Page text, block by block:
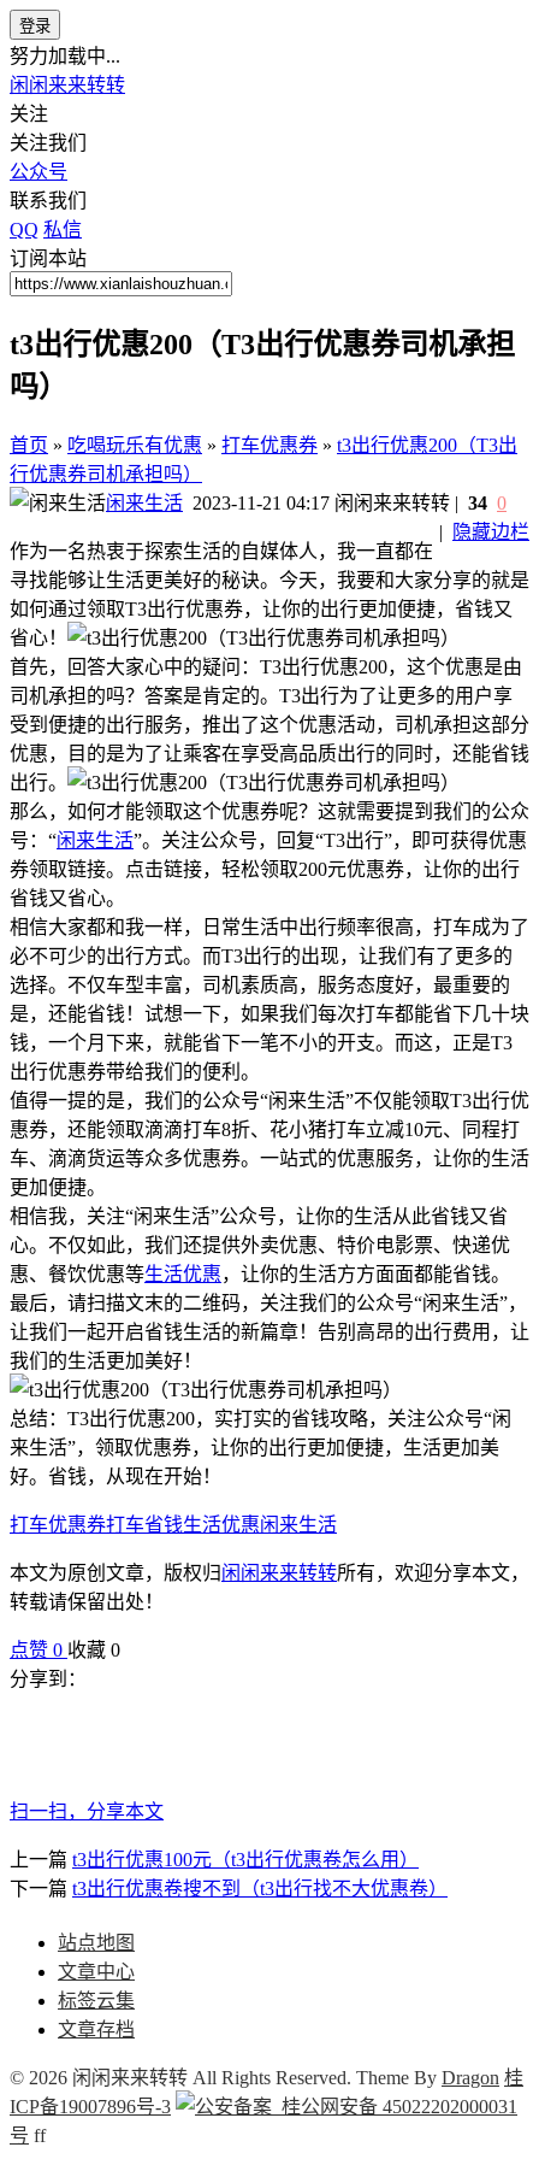
登录
努力加载中...
闲闲来来转转
关注
关注我们
公众号
联系我们
QQ 私信
订阅本站
t3出行优惠200（T3出行优惠券司机承担
吗）
首页 » 吃喝玩乐有优惠 » 打车优惠券 » t3出行优惠200（T3出
行优惠券司机承担吗）
闲来生活 2023-11-21 04:17 闲闲来来转转
|
隐藏边栏
| 34 0
作为一名热衷于探索生活的自媒体人，我一直都在
寻找能够让生活更美好的秘诀。今天，我要和大家分享的就是
如何通过领取T3出行优惠券，让你的出行更加便捷，省钱又
省心！
首先，回答大家心中的疑问：T3出行优惠200，这个优惠是由
司机承担的吗？答案是肯定的。T3出行为了让更多的用户享
受到便捷的出行服务，推出了这个优惠活动，司机承担这部分
优惠，目的是为了让乘客在享受高品质出行的同时，还能省钱
出行。
那么，如何才能领取这个优惠券呢？这就需要提到我们的公众
号：“闲来生活”。关注公众号，回复“T3出行”，即可获得优惠
券领取链接。点击链接，轻松领取200元优惠券，让你的出行
省钱又省心。
相信大家都和我一样，日常生活中出行频率很高，打车成为了
必不可少的出行方式。而T3出行的出现，让我们有了更多的
选择。不仅车型丰富，司机素质高，服务态度好，最重要的
是，还能省钱！试想一下，如果我们每次打车都能省下几十块
钱，一个月下来，就能省下一笔不小的开支。而这，正是T3
出行优惠券带给我们的便利。
值得一提的是，我们的公众号“闲来生活”不仅能领取T3出行优
惠券，还能领取滴滴打车8折、花小猪打车立减10元、同程打
车、滴滴货运等众多优惠券。一站式的优惠服务，让你的生活
更加便捷。
相信我，关注“闲来生活”公众号，让你的生活从此省钱又省
心。不仅如此，我们还提供外卖优惠、特价电影票、快递优
惠、餐饮优惠等生活优惠，让你的生活方方面面都能省钱。
最后，请扫描文末的二维码，关注我们的公众号“闲来生活”，
让我们一起开启省钱生活的新篇章！告别高昂的出行费用，让
我们的生活更加美好！
总结：T3出行优惠200，实打实的省钱攻略，关注公众号“闲
来生活”，领取优惠券，让你的出行更加便捷，生活更加美
好。省钱，从现在开始！
打车优惠券打车省钱生活优惠闲来生活
本文为原创文章，版权归闲闲来来转转所有，欢迎分享本文，
转载请保留出处！
点赞 0 收藏 0
分享到：
扫一扫，分享本文
上一篇 t3出行优惠100元（t3出行优惠卷怎么用）
下一篇 t3出行优惠卷搜不到（t3出行找不大优惠卷）
站点地图
文章中心
标签云集
文章存档
© 2026 闲闲来来转转 All Rights Reserved. Theme By Dragon 桂
ICP备19007896号-3
桂公网安备 45022202000031
号 ff